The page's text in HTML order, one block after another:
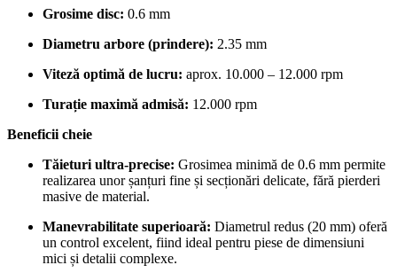
Grosime disc: 0.6 mm
Diametru arbore (prindere): 2.35 mm
Viteză optimă de lucru: aprox. 10.000 – 12.000 rpm
Turație maximă admisă: 12.000 rpm
Beneficii cheie
Tăieturi ultra-precise: Grosimea minimă de 0.6 mm permite
realizarea unor șanțuri fine și secționări delicate, fără pierderi
masive de material.
Manevrabilitate superioară: Diametrul redus (20 mm) oferă
un control excelent, fiind ideal pentru piese de dimensiuni
mici și detalii complexe.